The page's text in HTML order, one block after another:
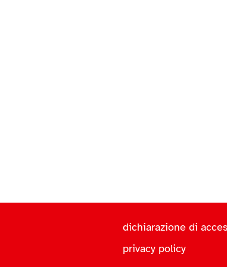
dichiarazione di
privacy policy